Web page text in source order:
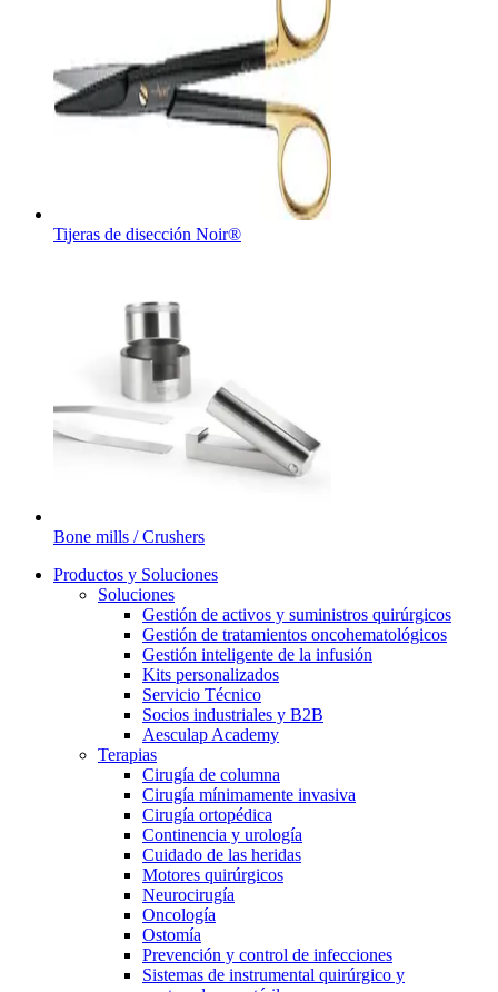
Tijeras de disección Noir®
Bone mills / Crushers
Productos y Soluciones
Soluciones
Gestión de activos y suministros quirúrgicos
Gestión de tratamientos oncohematológicos
Gestión inteligente de la infusión
Kits personalizados
Servicio Técnico
Socios industriales y B2B
Aesculap Academy
Terapias
Cirugía de columna
Cirugía mínimamente invasiva
Cirugía ortopédica
Continencia y urología
Cuidado de las heridas
Motores quirúrgicos
Neurocirugía
Oncología
Ostomía
Prevención y control de infecciones
Sistemas de instrumental quirúrgico y